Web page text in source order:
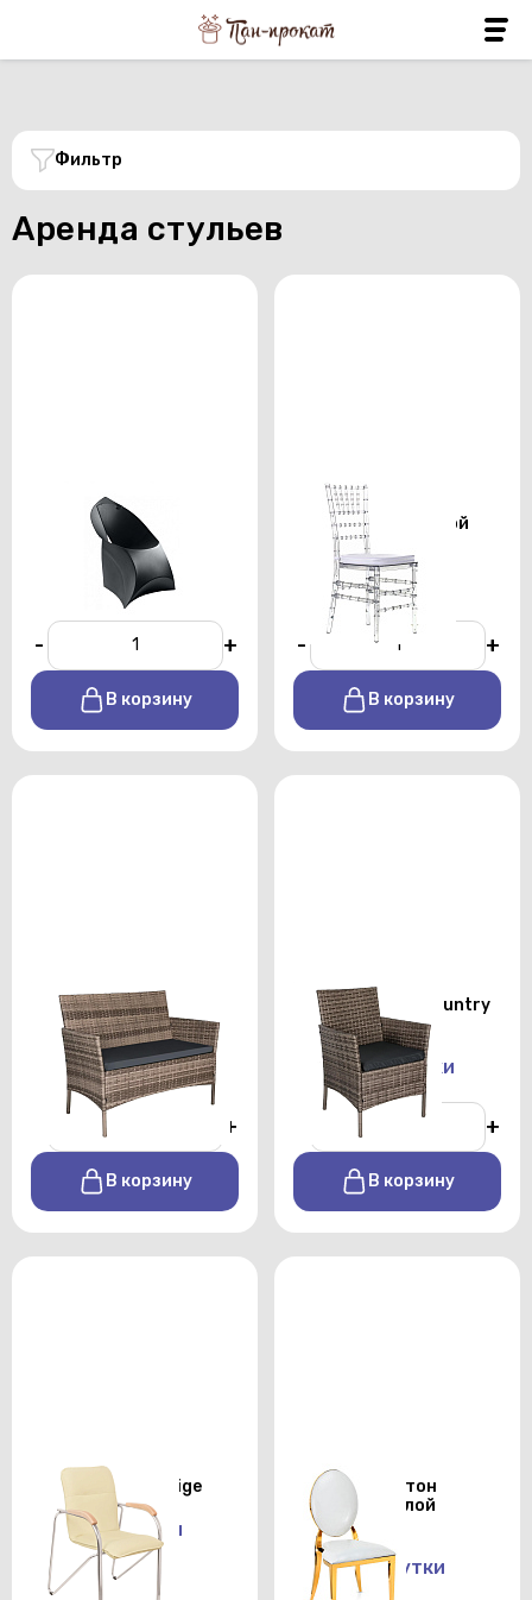
Фильтр
Аренда стульев
Кресло-стул FlexUS
От 600 р./сутки
- +
В корзину
Cтулья кьявари
прозрачные с белой
подушкой
От 320 р./сутки
- +
В корзину
Диван ротанг country
style
От 2200 р./сутки
+
В корзину
Кресло ротанг country
style
От 1600 р./сутки
+
В корзину
Кресло Samba beige
От 700 р./сутки
Стул Вашингтон
золотой с белой
подушкой
От 700 р./сутки